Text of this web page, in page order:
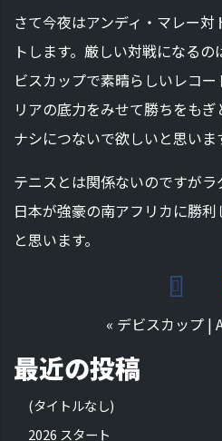
さて今夜はアンディ・マレー
トします。厳しい対戦になる
ビスカップで素晴らしいレコ
リアの底力をみせて勝ちをも
ナシにつないで欲しいと思いま
テニスとは関係ないのですが
日本が強豪の南アフリカに勝
と思います。
« デビスカップ |
最近の投稿
(タイトルなし)
2026 スタート